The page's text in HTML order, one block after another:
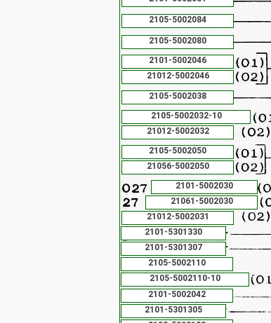
2101-5002030
2101-5002042
2101-5002046
2101-5301305
2101-5301307
2101-5301330
21012-5002031
21012-5002032
21012-5002046
2105-5002032-10
2105-5002038
2105-5002050
2105-5002080
2105-5002084
2105-5002110
2105-5002110-10
21056-5002050
21061-5002030